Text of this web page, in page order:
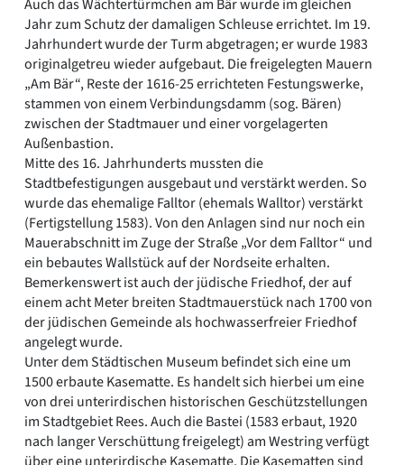
Auch das Wächtertürmchen am Bär wurde im gleichen
Jahr zum Schutz der damaligen Schleuse errichtet. Im 19.
Jahrhundert wurde der Turm abgetragen; er wurde 1983
originalgetreu wieder aufgebaut. Die freigelegten Mauern
„Am Bär“, Reste der 1616-25 errichteten Festungswerke,
stammen von einem Verbindungsdamm (sog. Bären)
zwischen der Stadtmauer und einer vorgelagerten
Außenbastion.
Mitte des 16. Jahrhunderts mussten die
Stadtbefestigungen ausgebaut und verstärkt werden. So
wurde das ehemalige Falltor (ehemals Walltor) verstärkt
(Fertigstellung 1583). Von den Anlagen sind nur noch ein
Mauerabschnitt im Zuge der Straße „Vor dem Falltor“ und
ein bebautes Wallstück auf der Nordseite erhalten.
Bemerkenswert ist auch der jüdische Friedhof, der auf
einem acht Meter breiten Stadtmauerstück nach 1700 von
der jüdischen Gemeinde als hochwasserfreier Friedhof
angelegt wurde.
Unter dem Städtischen Museum befindet sich eine um
1500 erbaute Kasematte. Es handelt sich hierbei um eine
von drei unterirdischen historischen Geschützstellungen
im Stadtgebiet Rees. Auch die Bastei (1583 erbaut, 1920
nach langer Verschüttung freigelegt) am Westring verfügt
über eine unterirdische Kasematte. Die Kasematten sind